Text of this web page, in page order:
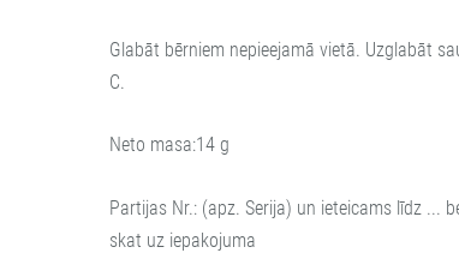
Glabāt bērniem nepieejamā vietā. Uzglabāt
C.
Neto masa:14 g
Partijas Nr.: (apz. Serija) un ieteicams līdz ...
skat uz iepakojuma